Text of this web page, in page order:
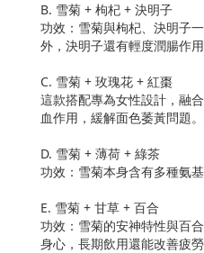
B. 雪菊 + 枸杞 + 決明子
功效：雪菊與枸杞、決明子
外，決明子還有輕度潤腸作
C. 雪菊 + 玫瑰花 + 紅棗
這款搭配專為女性設計，融
血作用，緩解面色萎黃問題
D. 雪菊 + 薄荷 + 綠茶
功效：雪菊本身含有多種氨
E. 雪菊 + 甘草 + 百合
功效：雪菊的安神特性與百
身心，長期飲用還能改善疲勞